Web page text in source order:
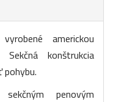
americkou
konštrukcia
penovým